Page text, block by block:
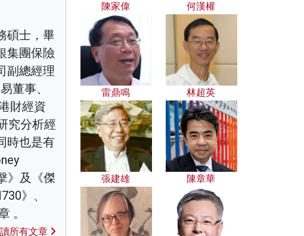
碩士，畢
集團保險
副總經理
董事、
財經資
究分析經
時也是有
》及《傑
》、
。
所有文章
陳家偉 何漢權
雷鼎鳴 林超英
張建雄 陳章華